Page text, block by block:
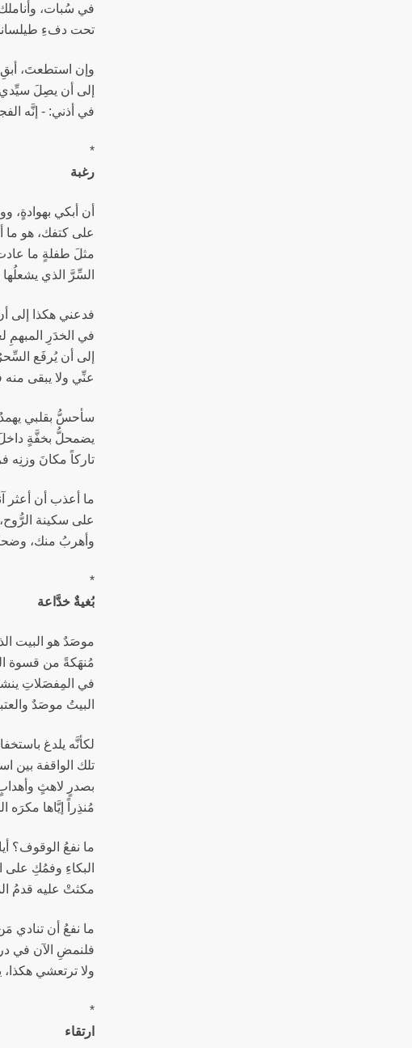
في سُبات،
تحت دفءِ
وإن استطعتَ،
إلى أن يصِلَ
في أذني: - إنَّه
*
رغبة
أن أبكي بهوادةٍ،
على كتفك، هو ما
مثلَ طفلةٍ ما
السِّرَّ الذي يشعلُها
فدعني هكذا إلى
في الخدَرِ المبهمِ
إلى أن يُرفَع
عنِّي ولا يبقى منه
سأحسُّ بقلبي يهمدُ
يضمحلُّ بخفَّةٍ
تاركاً مكانَ وزنِه
ما أعذب أن أعثر
على سكينة
وأهربُ منك،
*
بُغيةٌ خدَّاعة
موصَدٌ هو البيت
مُنهَكةً من قسوة
في المِفصَلاتِ
البيتُ موصَدٌ
لكأنَّه يلدغ
تلك الواقفة بين
بصدرٍ لاهثٍ
مُنذِراً إيَّاها مكرَه
ما نفعُ الوقوف؟
البكاءِ وفمُكِ على
مكثتْ عليه قدمُ
ما نفعُ أن تنادي
فلنمضِ الآن في
ولا ترتعشي
*
ارتقاء